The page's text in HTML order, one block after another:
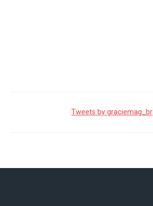
Tweets by graciemag_br